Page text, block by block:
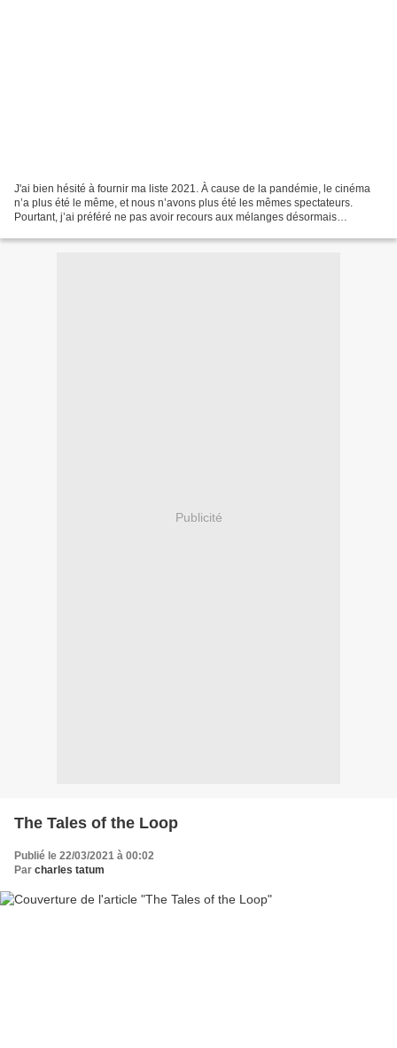
J'ai bien hésité à fournir ma liste 2021. À cause de la pandémie, le cinéma
n’a plus été le même, et nous n’avons plus été les mêmes spectateurs.
Pourtant, j’ai préféré ne pas avoir recours aux mélanges désormais
Publicité
The Tales of the Loop
Publié le 22/03/2021 à 00:02
Par charles tatum